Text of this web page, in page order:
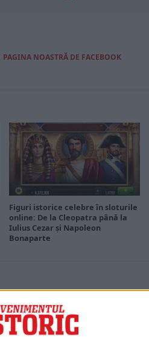
PAGINA NOASTRĂ DE FACEBOOK
Figuri istorice celebre în sloturile
online: De la Cleopatra până la
Iulius Cezar și Napoleon
Bonaparte